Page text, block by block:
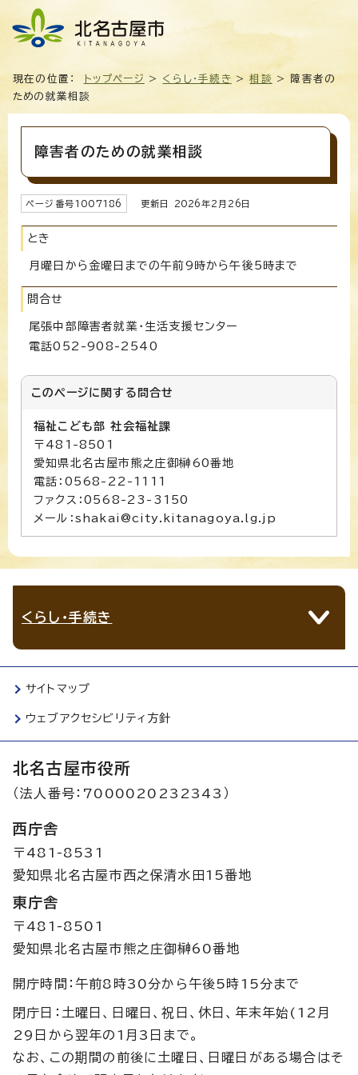
現在の位置： トップページ > くらし・手続き >相談
> 障害者の
ための就業相談
障害者のための就業相談
ページ番号1007186 更新日 2026年2月 26 日
とき
月曜日から金曜日までの午前9時から午後5時まで
問合せ
尾張中部障害者就業・生活支援センター
電話052-908-2540
このページに関する 問合せ
福祉こども部 社会福祉課
〒481-8501
愛知県北名古屋市熊之庄御榊60番地
電話：0568-22-1111
ファクス：0568-23-3150
メール：shakai@city.kitanagoya.lg.jp
くらし・手続き
サイトマップ
ウェブアクセシビリティ方針
北名古屋市役所
（法人番号：7000020232343）
西庁舎
〒481-8531
愛知県北名古屋市西之保清水田15番地
東庁舎
〒481-8501
愛知県北名古屋市熊之庄御榊60番地
開庁時間：午前8時30分から午後5時15分まで
閉庁日：土曜日、日曜日、祝日、休日、年末年始(12月
29日から翌年の1月3日まで。
なお、この期間の前後に土曜日、日曜日がある場合はそ